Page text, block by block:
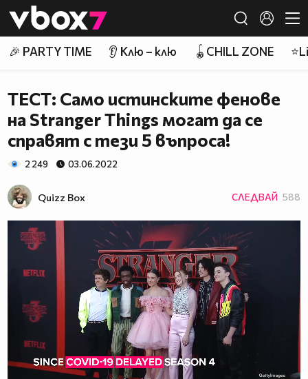
👾
🎉 PARTY TIME 👂 Клю – клю 🪀CHILL ZONE
ТЕСТ: Само истинските фенове
на Stranger Things могат да се
справят с тези 5 въпроса!
2 249 03.06.2022
Quizz Box СЛЕДВАЙ 588